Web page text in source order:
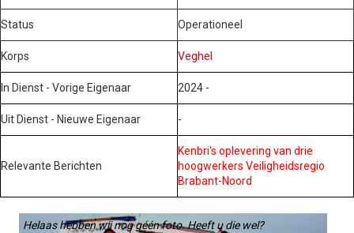
Status Operationeel
Korps Veghel
In Dienst - Vorige Eigenaar 2024 -
Uit Dienst - Nieuwe Eigenaar -
Relevante Berichten
Kenbri's oplevering van drie
hoogwerkers Veiligheidsregio
Brabant-Noord
Helaas hebben wij nog géén foto. Heeft u die wel?